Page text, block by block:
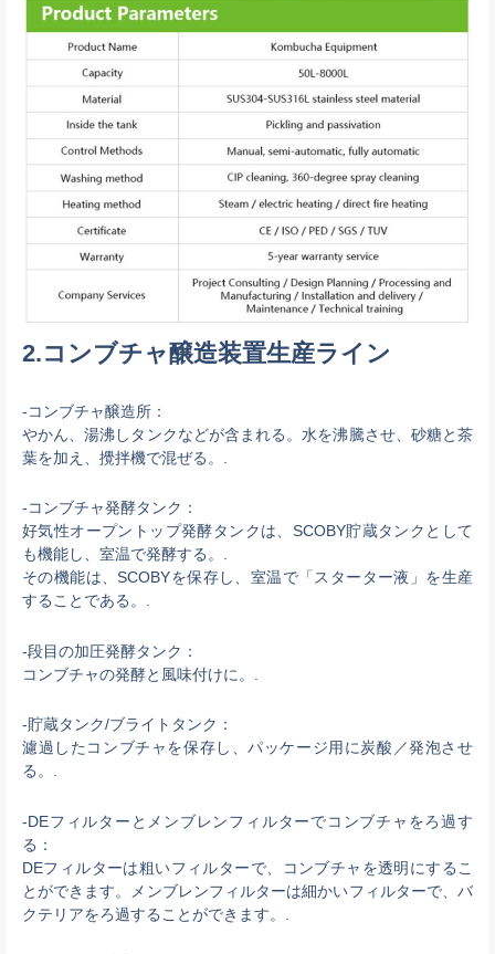
2.コンブチャ醸造装置生産ライン
-コンブチャ醸造所：
やかん、湯沸しタンクなどが含まれる。水を沸騰させ、砂糖と茶
葉を加え、攪拌機で混ぜる。.
-コンブチャ発酵タンク：
好気性オープントップ発酵タンクは、SCOBY貯蔵タンクとして
も機能し、室温で発酵する。.
その機能は、SCOBYを保存し、室温で「スターター液」を生産
することである。.
-段目の加圧発酵タンク：
コンブチャの発酵と風味付けに。.
-貯蔵タンク/ブライトタンク：
濾過したコンブチャを保存し、パッケージ用に炭酸／発泡させ
る。.
-DEフィルターとメンブレンフィルターでコンブチャをろ過す
る：
DEフィルターは粗いフィルターで、コンブチャを透明にするこ
とができます。メンブレンフィルターは細かいフィルターで、バ
クテリアをろ過することができます。.